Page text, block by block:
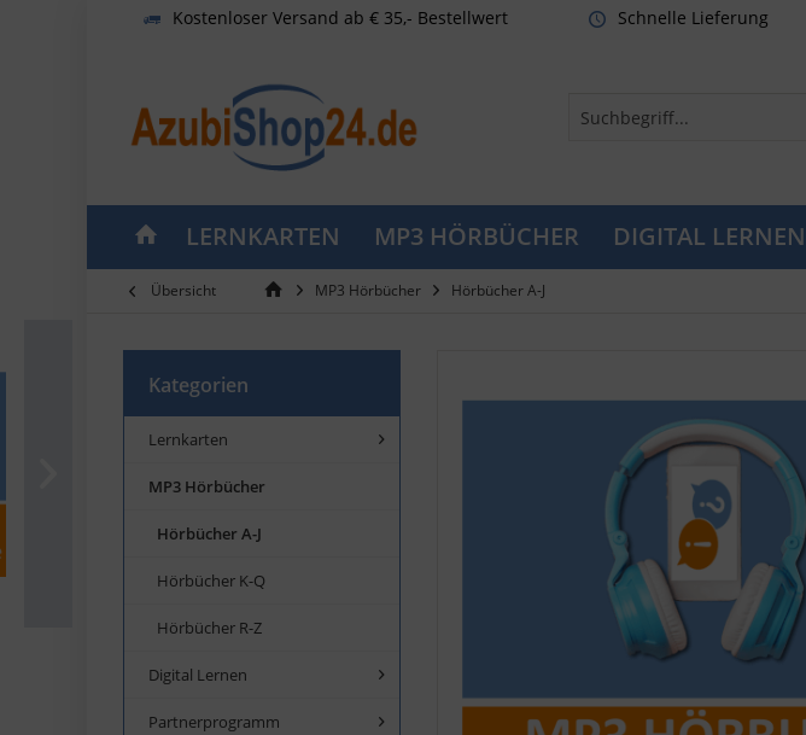
Kostenloser Versand ab € 35,- Bestellwert Schnelle Lieferung
LERNKARTEN MP3 HÖRBÜCHER DIGITAL LERNEN
Übersicht MP3 Hörbücher Hörbücher A-J
Kategorien
Lernkarten
MP3 Hörbücher
Hörbücher A-J
Hörbücher K-Q
Hörbücher R-Z
Digital Lernen
Partnerprogramm